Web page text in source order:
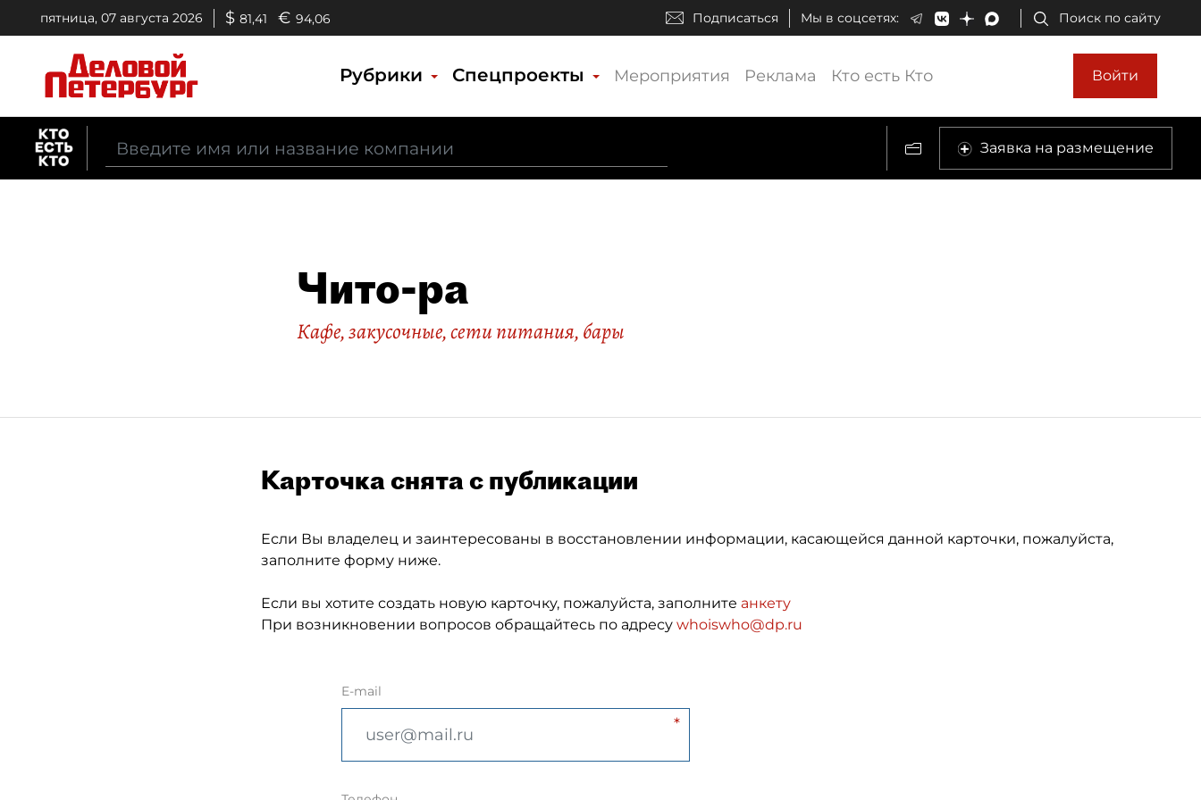
пятница, 07 августа 2026 $ 81,41 € 94,06 Подписаться Мы в соцсетях: Поиск по сайту
Рубрики Спецпроекты Мероприятия Реклама Кто есть Кто Войти
Заявка на размещение
Чито-ра
Кафе, закусочные, сети питания, бары
Карточка снята с публикации
Если Вы владелец и заинтересованы в восстановлении информации, касающейся данной карточки, пожалуйста,
заполните форму ниже.
Если вы хотите создать новую карточку, пожалуйста, заполните анкету
При возникновении вопросов обращайтесь по адресу whoiswho@dp.ru
E-mail